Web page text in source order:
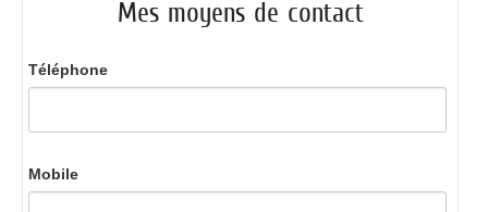
Mes moyens de contact
Téléphone
Mobile